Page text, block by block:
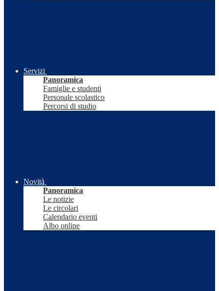
Servizi
Panoramica
Famiglie e studenti
Personale scolastico
Percorsi di studio
Novità
Panoramica
Le notizie
Le circolari
Calendario eventi
Albo online